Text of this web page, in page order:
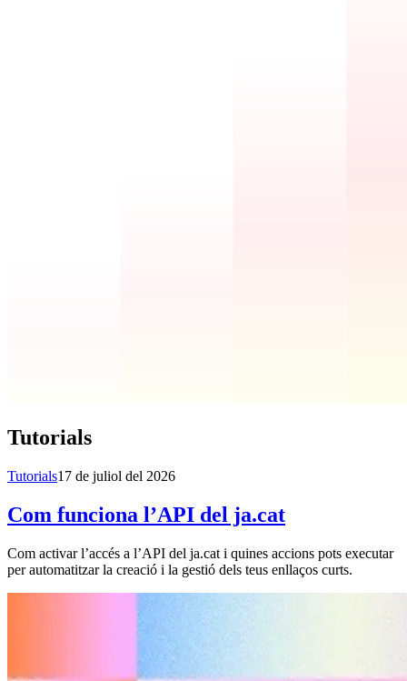
Tutorials
Tutorials17 de juliol del 2026
Com funciona l’API del ja.cat
Com activar l’accés a l’API del ja.cat i quines accions pots executar
per automatitzar la creació i la gestió dels teus enllaços curts.